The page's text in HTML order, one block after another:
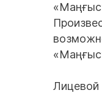
Лицевой